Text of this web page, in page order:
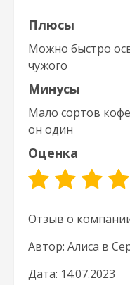
Плюсы
Можно быстро
чужого
Минусы
Мало сортов
он один
Оценка
Отзыв о
Автор: Алиса в
Дата: 14.07.2023